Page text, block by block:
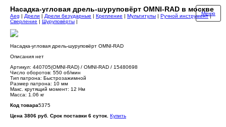
Насадка-угловая дрель-шуруповёрт OMNI-RAD в москве
Меню
Aeg | Дрели | Дрели безударные | Крепление | Мультитулы | Ручной инструмент|
Сверление | Шуруповёрты |
Насадка-угловая дрель-шуруповёрт OMNI-RAD
Описания нет
Артикул: 440705(OMNI-RAD) / OMNI-RAD / 15480698
Число оборотов: 550 об/мин
Тип патрона: Быстрозажимной
Размер патрона: 10 мм
Макс. крутящий момент: 12 Нм
Масса: 1.06 кг
Код товара5375
Цена 3806 руб. Срок поставки 6 суток. Купить